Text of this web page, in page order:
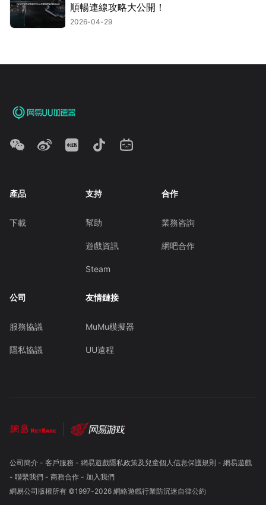
順暢連線攻略大公開！
2026-04-29
產品
下載
支持
幫助
遊戲資訊
Steam
合作
業務咨詢
網吧合作
公司
服務協議
隱私協議
友情鏈接
MuMu模擬器
UU遠程
公司簡介- 客戶服務 - 網易遊戲隱私政策及兒童個人信息保護規則 - 網易遊戲
- 聯繫我們- 商務合作- 加入我們
網易公司版權所有 ©1997-2026 網絡遊戲行業防沉迷自律公約